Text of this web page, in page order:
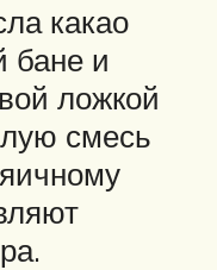
какао
бане и
ложкой
смесь